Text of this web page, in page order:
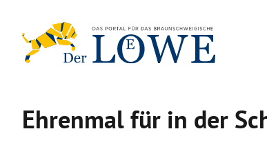
Inhalt
springen
Ehrenmal für in der